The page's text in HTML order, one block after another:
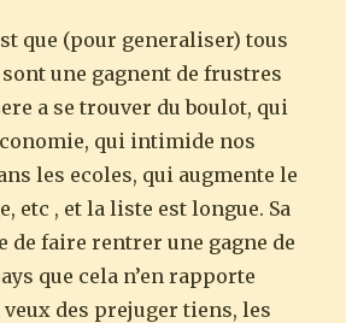
que (pour generaliser) tous
une gagnent de frustres
a se trouver du boulot, qui
qui intimide nos
les ecoles, qui augmente le
etc , et la liste est longue. Sa
de faire rentrer une gagne de
que cela n’en rapporte
veux des prejuger tiens, les